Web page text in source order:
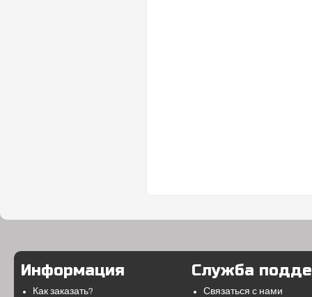
Информация
Как заказать?
Служба
Связаться с нами